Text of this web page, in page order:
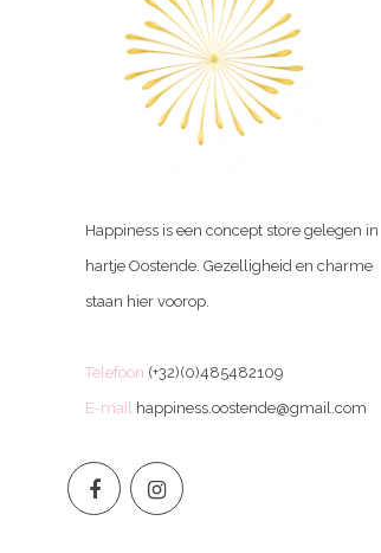
Happiness is een concept store gelegen in
hartje Oostende. Gezelligheid en charme
staan hier voorop.
Telefoon (+32)(0)485482109
E-mail happiness.oostende@gmail.com